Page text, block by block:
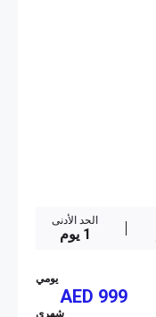
الحد الأدنى
1 يوم
يومي
AED 999
شهري